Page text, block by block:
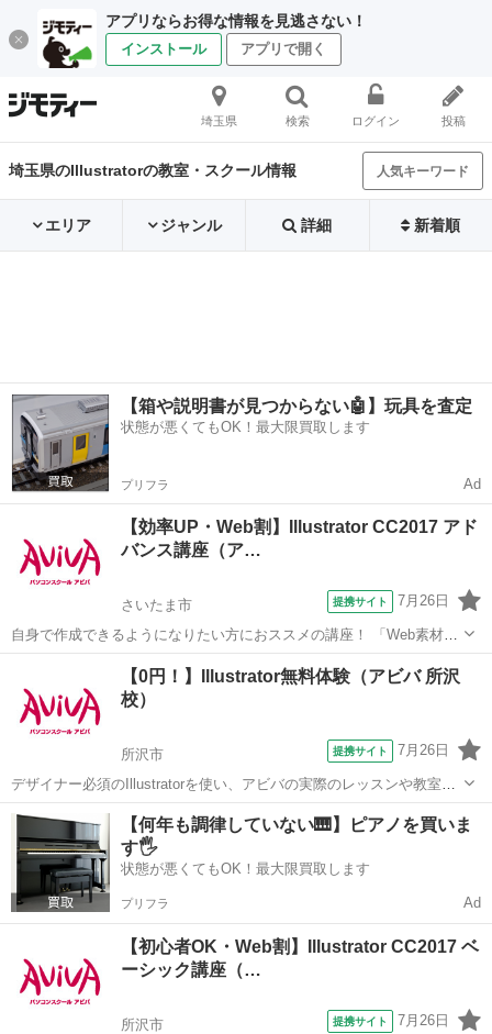
アプリならお得な情報を見逃さない！
インストール アプリで開く
埼玉県 検索 ログイン 投稿
埼玉県のIllustratorの教室・スクール情報 人気キーワード
エリア ジャンル 詳細 新着順
【箱や説明書が見つからない🤖】玩具を査定
状態が悪くてもOK！最大限買取します
プリフラ Ad
【効率UP・Web割】Illustrator CC2017 アド
バンス講座（ア…
さいたま市 提携サイト 7月26日
自身で作成できるようになりたい方におススメの講座！ 「Web素材」
や「印刷物」など、テーマに合わせた制作物作成のノウハウを学習し
ます。 バナー画像やリーフレットなど、実際に制作機会の多い成果物
をピックアップしているため、 「...
さいたま市 Illustrator
【0円！】Illustrator無料体験（アビバ 所沢
校）
所沢市 提携サイト 7月26日
デザイナー必須のIllustratorを使い、アビバの実際のレッスンや教室の
雰囲気を無料で体験♪ ペンツール（ベジェ曲線）でのイラスト作成か
ら、Illustratorだからできるタイトルデコレーション術など、あなたに
合ったメ...
埼玉 所沢市 Illustrator
【何年も調律していない🎹】ピアノを買いま
す🖐️
状態が悪くてもOK！最大限買取します
プリフラ Ad
【初心者OK・Web割】Illustrator CC2017 ベ
ーシック講座（…
所沢市 提携サイト 7月26日